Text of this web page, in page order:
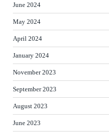
June 2024
May 2024
April 2024
January 2024
November 2023
September 2023
August 2023
June 2023